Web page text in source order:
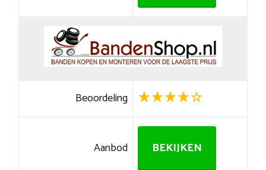
Beoordeling
Aanbod BEKIJKEN